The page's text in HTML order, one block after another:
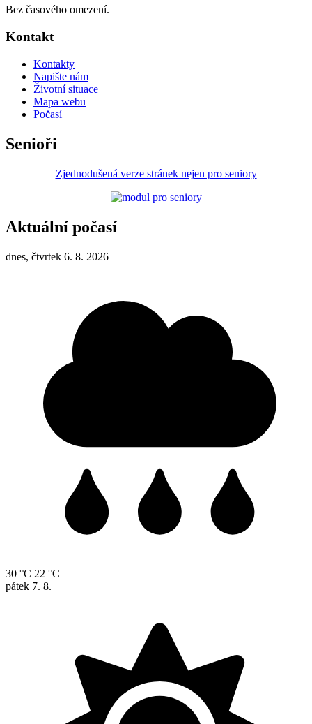
Bez časového omezení.
Kontakt
Kontakty
Napište nám
Životní situace
Mapa webu
Počasí
Senioři
Zjednodušená verze stránek nejen pro seniory
Aktuální počasí
dnes, čtvrtek 6. 8. 2026
30 °C 22 °C
pátek 7. 8.